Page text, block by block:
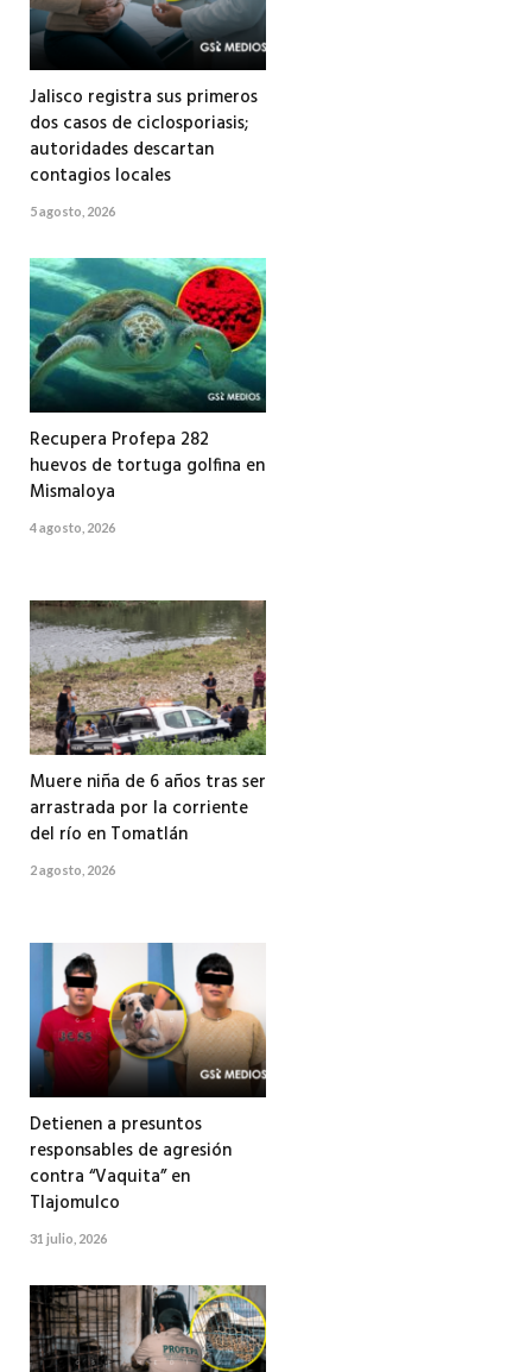
Jalisco registra sus primeros
dos casos de ciclosporiasis;
autoridades descartan
contagios locales
5 agosto, 2026
Recupera Profepa 282
huevos de tortuga golfina en
Mismaloya
4 agosto, 2026
Muere niña de 6 años tras ser
arrastrada por la corriente
del río en Tomatlán
2 agosto, 2026
Detienen a presuntos
responsables de agresión
contra “Vaquita” en
Tlajomulco
31 julio, 2026